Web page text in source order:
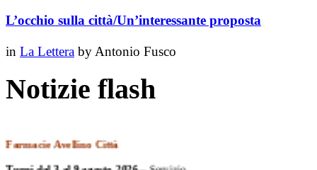
L’occhio sulla città/Un’interessante proposta
in La Lettera by Antonio Fusco
Notizie flash
continuativo dalle 8.30 alle 20.00Lanzara